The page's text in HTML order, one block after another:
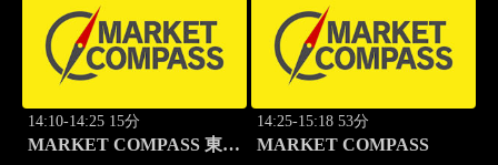
14:10-14:25 15分
MARKET COMPASS 東証
14:25-15:18 53分
MARKET COMPASS